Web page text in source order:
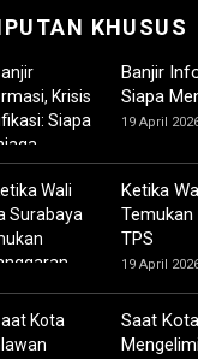
KHUSUS
Banjir
Siapa
19 April
Ketika
Temukan
TPS
19 April
Saat